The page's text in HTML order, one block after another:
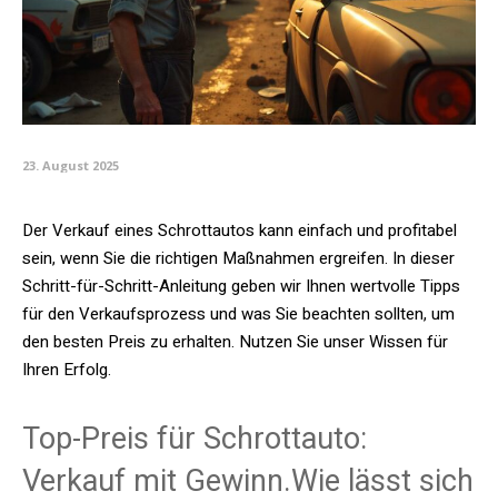
23. August 2025
Der Verkauf eines Schrottautos kann einfach und profitabel
sein, wenn Sie die richtigen Maßnahmen ergreifen. In dieser
Schritt-für-Schritt-Anleitung geben wir Ihnen wertvolle Tipps
für den Verkaufsprozess und was Sie beachten sollten, um
den besten Preis zu erhalten. Nutzen Sie unser Wissen für
Ihren Erfolg.
Top-Preis für Schrottauto:
Verkauf mit Gewinn.Wie lässt sich